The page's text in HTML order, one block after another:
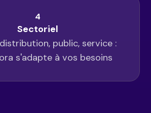
4
Sectoriel
public, service :
s'adapte à vos besoins